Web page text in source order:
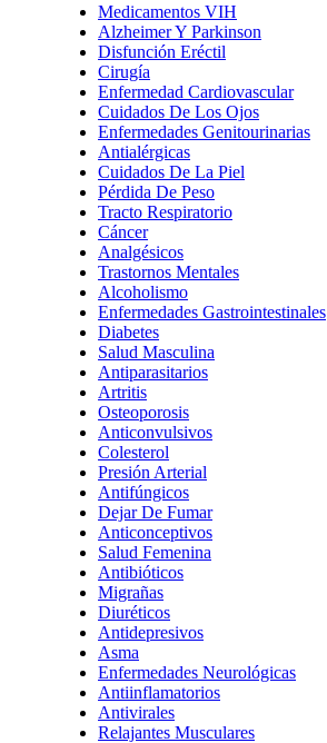
Medicamentos VIH
Alzheimer Y Parkinson
Disfunción Eréctil
Cirugía
Enfermedad Cardiovascular
Cuidados De Los Ojos
Enfermedades Genitourinarias
Antialérgicas
Cuidados De La Piel
Pérdida De Peso
Tracto Respiratorio
Cáncer
Analgésicos
Trastornos Mentales
Alcoholismo
Enfermedades Gastrointestinales
Diabetes
Salud Masculina
Antiparasitarios
Artritis
Osteoporosis
Anticonvulsivos
Colesterol
Presión Arterial
Antifúngicos
Dejar De Fumar
Anticonceptivos
Salud Femenina
Antibióticos
Migrañas
Diuréticos
Antidepresivos
Asma
Enfermedades Neurológicas
Antiinflamatorios
Antivirales
Relajantes Musculares